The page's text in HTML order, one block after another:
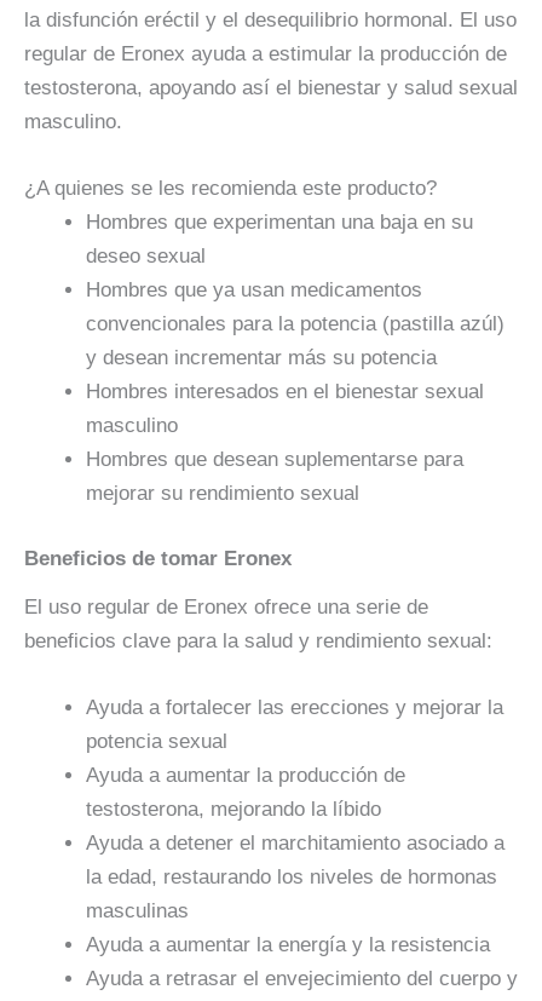
la disfunción eréctil y el desequilibrio hormonal. El uso
regular de Eronex ayuda a estimular la producción de
testosterona, apoyando así el bienestar y salud sexual
masculino.
¿A quienes se les recomienda este producto?
Hombres que experimentan una baja en su
deseo sexual
Hombres que ya usan medicamentos
convencionales para la potencia (pastilla azúl)
y desean incrementar más su potencia
Hombres interesados en el bienestar sexual
masculino
Hombres que desean suplementarse para
mejorar su rendimiento sexual
Beneficios de tomar Eronex
El uso regular de Eronex ofrece una serie de
beneficios clave para la salud y rendimiento sexual:
Ayuda a fortalecer las erecciones y mejorar la
potencia sexual
Ayuda a aumentar la producción de
testosterona, mejorando la líbido
Ayuda a detener el marchitamiento asociado a
la edad, restaurando los niveles de hormonas
masculinas
Ayuda a aumentar la energía y la resistencia
Ayuda a retrasar el envejecimiento del cuerpo y